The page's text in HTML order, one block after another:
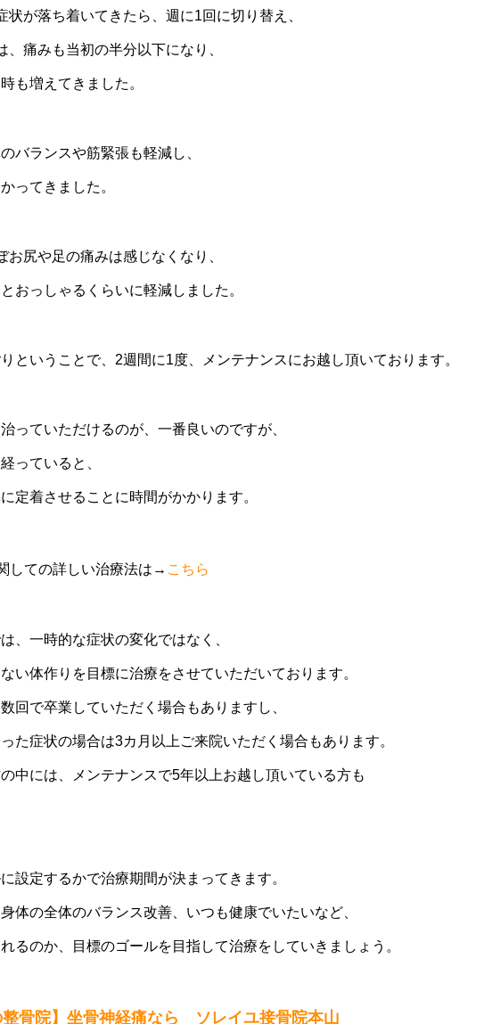
状が落ち着いてきたら、週に1回に切り替え、
、痛みも当初の半分以下になり、
も増えてきました。
バランスや筋緊張も軽減し、
ってきました。
尻や足の痛みは感じなくなり、
おっしゃるくらいに軽減しました。
ということで、2週間に1度、メンテナンスにお越し頂いております。
っていただけるのが、一番良いのですが、
っていると、
定着させることに時間がかかります。
しての詳しい治療法は→ こちら
、一時的な症状の変化ではなく、
い体作りを目標に治療をさせていただいております。
回で卒業していただく場合もありますし、
た症状の場合は3カ月以上ご来院いただく場合もあります。
中には、メンテナンスで5年以上お越し頂いている方も
設定するかで治療期間が決まってきます。
体の全体のバランス改善、いつも健康でいたいなど、
るのか、目標のゴールを目指して治療をしていきましょう。
整骨院】坐骨神経痛なら ソレイユ接骨院本山